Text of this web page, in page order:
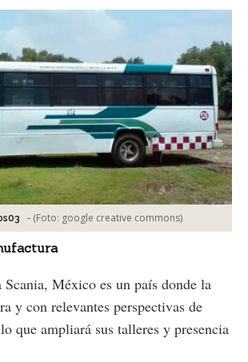
- (Foto: google creative commons)
Scania, México es un país donde la
y con relevantes perspectivas de
que ampliará sus talleres y presencia